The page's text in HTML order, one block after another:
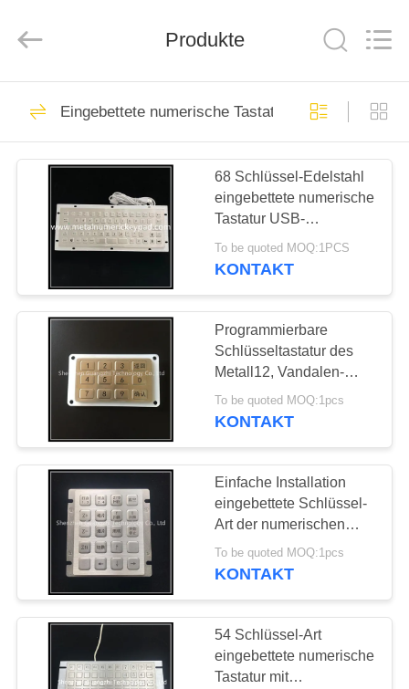
HAUS
PRODUKTE
ÜBER
UNS
FABRIK-
AUSFLUG
QUALITÄTSKONTROLLE
TRETEN
SIE
VERBINDUNG
FORDERN
Rights
Reserved.
Metall
Zehnertastatur
Industrielle
numerische Tastatur
34
Von hinten
beleuchtete
numerische Tastatur
Produkte
Eingebettete numerische Tastatur
68 Schlüssel-Edelstahl
eingebettete numerische
Tastatur USB-
Schnittstelle mit F-
Nfunktion
To be quoted MOQ:1PCS
KONTAKT
Programmierbare
Schlüsseltastatur des
Metall12, Vandalen-
beständige Tastatur für
Tachymeter
To be quoted MOQ:1pcs
KONTAKT
Einfache Installation
eingebettete Schlüssel-
Art der numerischen
Tastatur-20 mit Usb-
Schnittstelle
To be quoted MOQ:1pcs
KONTAKT
54 Schlüssel-Art
eingebettete numerische
Tastatur mit